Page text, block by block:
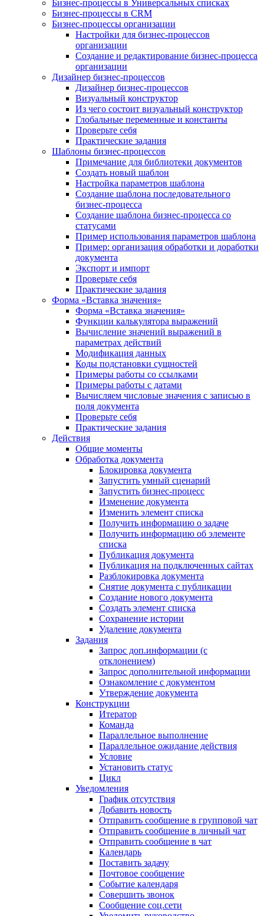
Бизнес-процессы в Универсальных списках
Бизнес-процессы в CRM
Бизнес-процессы организации
Настройки для бизнес-процессов
организации
Создание и редактирование бизнес-процесса
организации
Дизайнер бизнес-процессов
Дизайнер бизнес-процессов
Визуальный конструктор
Из чего состоит визуальный конструктор
Глобальные переменные и константы
Проверьте себя
Практические задания
Шаблоны бизнес-процессов
Примечание для библиотеки документов
Создать новый шаблон
Настройка параметров шаблона
Создание шаблона последовательного
бизнес-процесса
Создание шаблона бизнес-процесса со
статусами
Пример использования параметров шаблона
Пример: организация обработки и доработки
документа
Экспорт и импорт
Проверьте себя
Практические задания
Форма «Вставка значения»
Форма «Вставка значения»
Функции калькулятора выражений
Вычисление значений выражений в
параметрах действий
Модификация данных
Коды подстановки сущностей
Примеры работы со ссылками
Примеры работы с датами
Вычисляем числовые значения с записью в
поля документа
Проверьте себя
Практические задания
Действия
Общие моменты
Обработка документа
Блокировка документа
Запустить умный сценарий
Запустить бизнес-процесс
Изменение документа
Изменить элемент списка
Получить информацию о задаче
Получить информацию об элементе
списка
Публикация документа
Публикация на подключенных сайтах
Разблокировка документа
Снятие документа с публикации
Создание нового документа
Создать элемент списка
Сохранение истории
Удаление документа
Задания
Запрос доп.информации (с
отклонением)
Запрос дополнительной информации
Ознакомление с документом
Утверждение документа
Конструкции
Итератор
Команда
Параллельное выполнение
Параллельное ожидание действия
Условие
Установить статус
Цикл
Уведомления
График отсутствия
Добавить новость
Отправить сообщение в групповой чат
Отправить сообщение в личный чат
Отправить сообщение в чат
Календарь
Поставить задачу
Почтовое сообщение
Событие календаря
Совершить звонок
Сообщение соц.сети